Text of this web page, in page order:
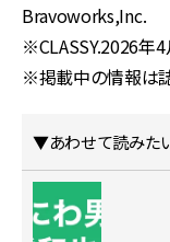
Bravoworks,Inc.
※CLASSY.2026年4
※掲載中の情報は
▼あわせて読みた